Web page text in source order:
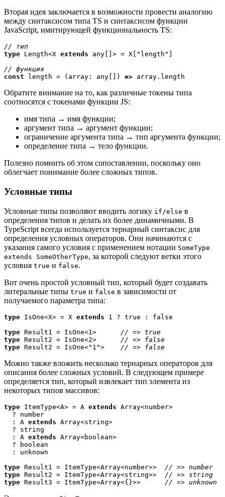
Вторая идея заключается в возможности провести аналогию
между синтаксисом типа TS и синтаксисом функции
JavaScript, имитирующей функциональность TS:
type Length<X extends any[]> = X["length"]
const length = (array: any[]) => array.length
Обратите внимание на то, как различные токены типа
соотносятся с токенами функции JS:
имя типа → имя функции;
аргумент типа → аргумент функции;
ограничение аргумента типа → тип аргумента функции;
определение типа → тело функции.
Полезно помнить об этом сопоставлении, поскольку оно
облегчает понимание более сложных типов.
Условные типы
Условные типы позволяют вводить логику if/else в
определения типов и делать их более динамичными. В
TypeScript всегда используется тернарный синтаксис для
определения условных операторов. Они начинаются с
указания самого условия с применением нотации SomeType
extends SomeOtherType, за которой следуют ветки этого
условия true и false.
Вот очень простой условный тип, который будет создавать
литеральные типы true и false в зависимости от
получаемого параметра типа:
type IsOne<X> = X extends 1 ? true : false
type Result1 = IsOne<1>
type Result2 = IsOne<2>
type Result2 = IsOne<"1"> // => false
Можно также вложить несколько тернарных операторов для
описания более сложных условий. В следующем примере
определяется тип, который извлекает тип элемента из
некоторых типов массивов:
type ItemType<A> = A extends Array<number>
  : A
extends Array<string>
  : A
extends Array<boolean>
type Result1 = ItemType<Array<number>>
type Result2 = ItemType<Array<string>>
type Result3 = ItemType<Array<{}>> // => unknown